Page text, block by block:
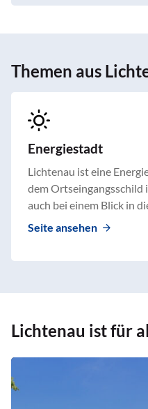
Themen aus
Energiestadt
Lichtenau ist eine
dem Ortseingangsschild
auch bei einem Blick in
Seite ansehen
Lichtenau ist für